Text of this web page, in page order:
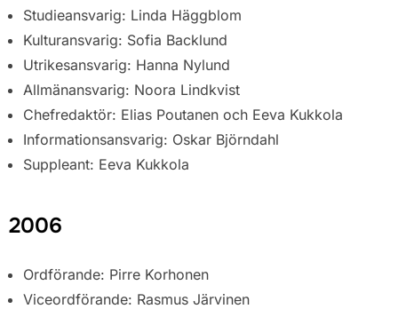
Studieansvarig: Linda Häggblom
Kulturansvarig: Sofia Backlund
Utrikesansvarig: Hanna Nylund
Allmänansvarig: Noora Lindkvist
Chefredaktör: Elias Poutanen och Eeva Kukkola
Informationsansvarig: Oskar Björndahl
Suppleant: Eeva Kukkola
2006
Ordförande: Pirre Korhonen
Viceordförande: Rasmus Järvinen